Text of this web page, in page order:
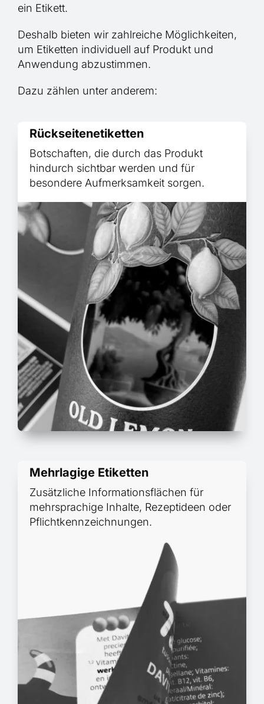
ein Etikett.
Deshalb bieten wir zahlreiche Möglichkeiten,
um Etiketten individuell auf Produkt und
Anwendung abzustimmen.
Dazu zählen unter anderem:
Rückseitenetiketten
Botschaften, die durch das Produkt
hindurch sichtbar werden und für
besondere Aufmerksamkeit sorgen.
Mehrlagige Etiketten
Zusätzliche Informationsflächen für
mehrsprachige Inhalte, Rezeptideen oder
Pflichtkennzeichnungen.